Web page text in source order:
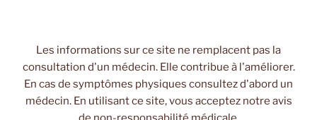
Les informations sur ce site ne remplacent pas la
consultation d'un médecin. Elle contribue à l'améliorer.
En cas de symptômes physiques consultez d'abord un
médecin. En utilisant ce site, vous acceptez notre avis